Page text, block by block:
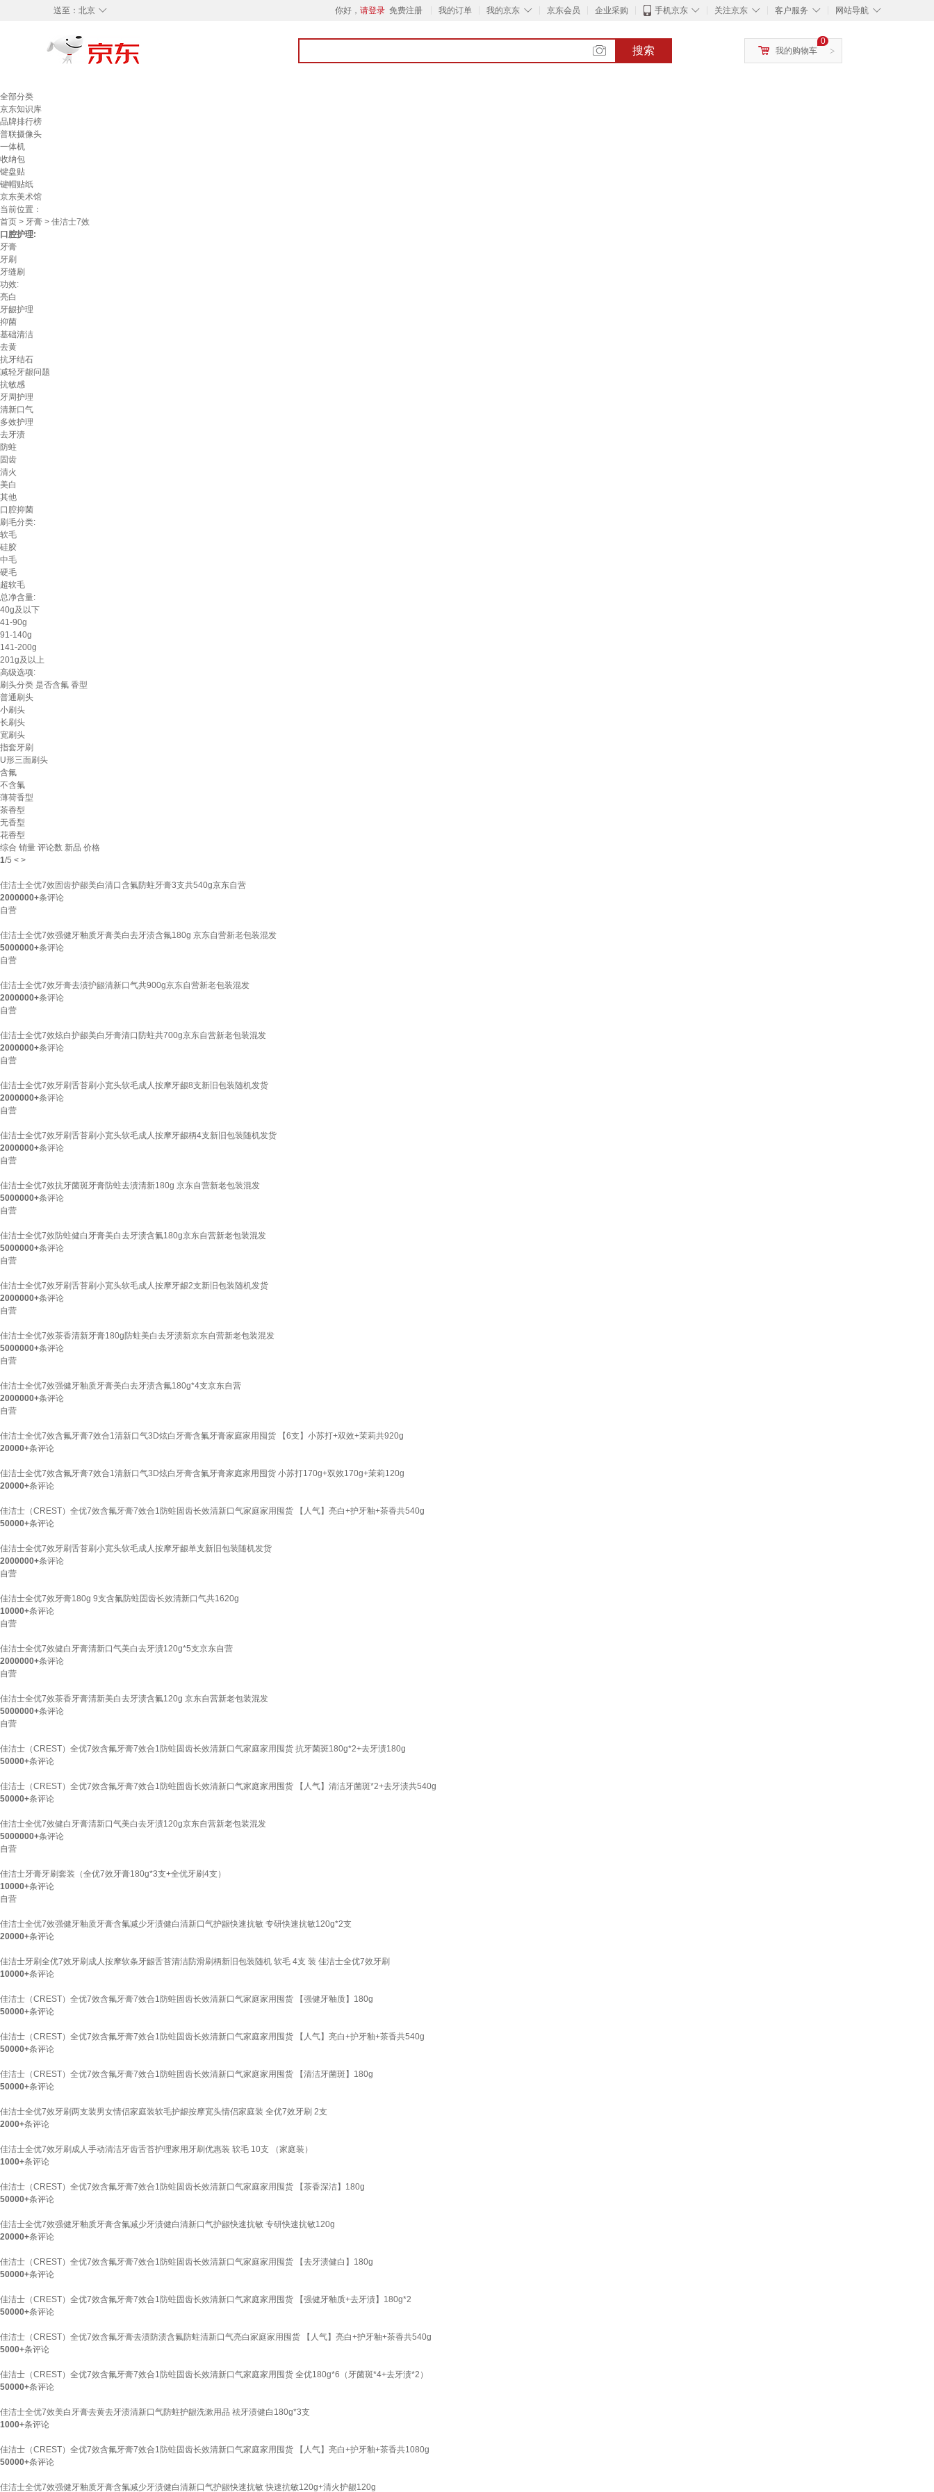
◇
送至： 北京 你好， 请登录 免费注册 我的订单 ◇
我的京东 京东会员 企业采购 ◇
手机京东 ◇
关注京东 ◇
客户服务 ◇
网站导航
搜索 >
0
我的购物车
全部分类
京东知识库
品牌排行榜
普联摄像头
一体机
收纳包
键盘贴
键帽贴纸
京东美术馆
当前位置：
首页 > 牙膏 > 佳洁士7效
口腔护理:
牙膏
牙刷
牙缝刷
功效:
亮白
牙龈护理
抑菌
基础清洁
去黄
抗牙结石
减轻牙龈问题
抗敏感
牙周护理
清新口气
多效护理
去牙渍
防蛀
固齿
清火
美白
其他
口腔抑菌
刷毛分类:
软毛
硅胶
中毛
硬毛
超软毛
总净含量:
40g及以下
41-90g
91-140g
141-200g
201g及以上
高级选项:
刷头分类 是否含氟 香型
普通刷头
小刷头
长刷头
宽刷头
指套牙刷
U形三面刷头
含氟
不含氟
薄荷香型
茶香型
无香型
花香型
综合 销量 评论数 新品 价格
1/5 < >
佳洁士全优7效固齿护龈美白清口含氟防蛀牙膏3支共540g京东自营
2000000+条评论
自营
佳洁士全优7效强健牙釉质牙膏美白去牙渍含氟180g 京东自营新老包装混发
5000000+条评论
自营
佳洁士全优7效牙膏去渍护龈清新口气共900g京东自营新老包装混发
2000000+条评论
自营
佳洁士全优7效炫白护龈美白牙膏清口防蛀共700g京东自营新老包装混发
2000000+条评论
自营
佳洁士全优7效牙刷舌苔刷小宽头软毛成人按摩牙龈8支新旧包装随机发货
2000000+条评论
自营
佳洁士全优7效牙刷舌苔刷小宽头软毛成人按摩牙龈柄4支新旧包装随机发货
2000000+条评论
自营
佳洁士全优7效抗牙菌斑牙膏防蛀去渍清新180g 京东自营新老包装混发
5000000+条评论
自营
佳洁士全优7效防蛀健白牙膏美白去牙渍含氟180g京东自营新老包装混发
5000000+条评论
自营
佳洁士全优7效牙刷舌苔刷小宽头软毛成人按摩牙龈2支新旧包装随机发货
2000000+条评论
自营
佳洁士全优7效茶香清新牙膏180g防蛀美白去牙渍新京东自营新老包装混发
5000000+条评论
自营
佳洁士全优7效强健牙釉质牙膏美白去牙渍含氟180g*4支京东自营
2000000+条评论
自营
佳洁士全优7效含氟牙膏7效合1清新口气3D炫白牙膏含氟牙膏家庭家用囤货 【6支】小苏打+双效+茉莉共920g
20000+条评论
佳洁士全优7效含氟牙膏7效合1清新口气3D炫白牙膏含氟牙膏家庭家用囤货 小苏打170g+双效170g+茉莉120g
20000+条评论
佳洁士（CREST）全优7效含氟牙膏7效合1防蛀固齿长效清新口气家庭家用囤货 【人气】亮白+护牙釉+茶香共540g
50000+条评论
佳洁士全优7效牙刷舌苔刷小宽头软毛成人按摩牙龈单支新旧包装随机发货
2000000+条评论
自营
佳洁士全优7效牙膏180g 9支含氟防蛀固齿长效清新口气共1620g
10000+条评论
自营
佳洁士全优7效健白牙膏清新口气美白去牙渍120g*5支京东自营
2000000+条评论
自营
佳洁士全优7效茶香牙膏清新美白去牙渍含氟120g 京东自营新老包装混发
5000000+条评论
自营
佳洁士（CREST）全优7效含氟牙膏7效合1防蛀固齿长效清新口气家庭家用囤货 抗牙菌斑180g*2+去牙渍180g
50000+条评论
佳洁士（CREST）全优7效含氟牙膏7效合1防蛀固齿长效清新口气家庭家用囤货 【人气】清洁牙菌斑*2+去牙渍共540g
50000+条评论
佳洁士全优7效健白牙膏清新口气美白去牙渍120g京东自营新老包装混发
5000000+条评论
自营
佳洁士牙膏牙刷套装（全优7效牙膏180g*3支+全优牙刷4支）
10000+条评论
自营
佳洁士全优7效强健牙釉质牙膏含氟减少牙渍健白清新口气护龈快速抗敏 专研快速抗敏120g*2支
20000+条评论
佳洁士牙刷全优7效牙刷成人按摩软条牙龈舌苔清洁防滑刷柄新旧包装随机 软毛 4支 装 佳洁士全优7效牙刷
10000+条评论
佳洁士（CREST）全优7效含氟牙膏7效合1防蛀固齿长效清新口气家庭家用囤货 【强健牙釉质】180g
50000+条评论
佳洁士（CREST）全优7效含氟牙膏7效合1防蛀固齿长效清新口气家庭家用囤货 【人气】亮白+护牙釉+茶香共540g
50000+条评论
佳洁士（CREST）全优7效含氟牙膏7效合1防蛀固齿长效清新口气家庭家用囤货 【清洁牙菌斑】180g
50000+条评论
佳洁士全优7效牙刷两支装男女情侣家庭装软毛护龈按摩宽头情侣家庭装 全优7效牙刷 2支
2000+条评论
佳洁士全优7效牙刷成人手动清洁牙齿舌苔护理家用牙刷优惠装 软毛 10支 （家庭装）
1000+条评论
佳洁士（CREST）全优7效含氟牙膏7效合1防蛀固齿长效清新口气家庭家用囤货 【茶香深洁】180g
50000+条评论
佳洁士全优7效强健牙釉质牙膏含氟减少牙渍健白清新口气护龈快速抗敏 专研快速抗敏120g
20000+条评论
佳洁士（CREST）全优7效含氟牙膏7效合1防蛀固齿长效清新口气家庭家用囤货 【去牙渍健白】180g
50000+条评论
佳洁士（CREST）全优7效含氟牙膏7效合1防蛀固齿长效清新口气家庭家用囤货 【强健牙釉质+去牙渍】180g*2
50000+条评论
佳洁士（CREST）全优7效含氟牙膏去渍防渍含氟防蛀清新口气亮白家庭家用囤货 【人气】亮白+护牙釉+茶香共540g
5000+条评论
佳洁士（CREST）全优7效含氟牙膏7效合1防蛀固齿长效清新口气家庭家用囤货 全优180g*6（牙菌斑*4+去牙渍*2）
50000+条评论
佳洁士全优7效美白牙膏去黄去牙渍清新口气防蛀护龈洗漱用品 祛牙渍健白180g*3支
1000+条评论
佳洁士（CREST）全优7效含氟牙膏7效合1防蛀固齿长效清新口气家庭家用囤货 【人气】亮白+护牙釉+茶香共1080g
50000+条评论
佳洁士全优7效强健牙釉质牙膏含氟减少牙渍健白清新口气护龈快速抗敏 快速抗敏120g+清火护龈120g